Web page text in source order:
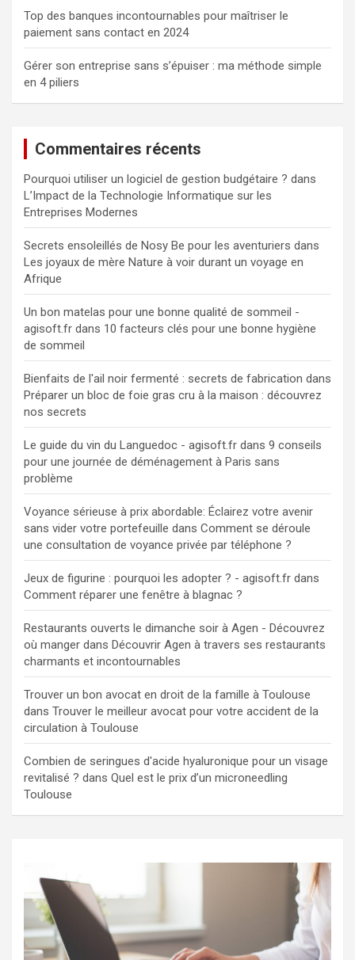
Top des banques incontournables pour maîtriser le
paiement sans contact en 2024
Gérer son entreprise sans s’épuiser : ma méthode simple
en 4 piliers
Commentaires récents
Pourquoi utiliser un logiciel de gestion budgétaire ? dans
L’Impact de la Technologie Informatique sur les
Entreprises Modernes
Secrets ensoleillés de Nosy Be pour les aventuriers dans
Les joyaux de mère Nature à voir durant un voyage en
Afrique
Un bon matelas pour une bonne qualité de sommeil -
agisoft.fr dans 10 facteurs clés pour une bonne hygiène
de sommeil
Bienfaits de l'ail noir fermenté : secrets de fabrication dans
Préparer un bloc de foie gras cru à la maison : découvrez
nos secrets
Le guide du vin du Languedoc - agisoft.fr dans 9 conseils
pour une journée de déménagement à Paris sans
problème
Voyance sérieuse à prix abordable: Éclairez votre avenir
sans vider votre portefeuille dans Comment se déroule
une consultation de voyance privée par téléphone ?
Jeux de figurine : pourquoi les adopter ? - agisoft.fr dans
Comment réparer une fenêtre à blagnac ?
Restaurants ouverts le dimanche soir à Agen - Découvrez
où manger dans Découvrir Agen à travers ses restaurants
charmants et incontournables
Trouver un bon avocat en droit de la famille à Toulouse
dans Trouver le meilleur avocat pour votre accident de la
circulation à Toulouse
Combien de seringues d'acide hyaluronique pour un visage
revitalisé ? dans Quel est le prix d’un microneedling
Toulouse